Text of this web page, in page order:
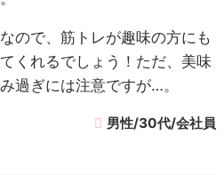
ので、筋トレが趣味の方にも
くれるでしょう！ただ、美味
過ぎには注意ですが…。
男性/30代/会社員